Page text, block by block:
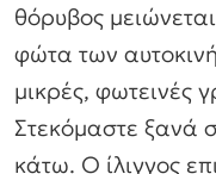
θόρυβος
φώτα των
μικρές, φωτεινές
Στεκόμαστε ξανά
κάτω. Ο ίλιγγος